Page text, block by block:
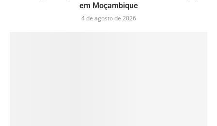
em Moçambique
4 de agosto de 2026